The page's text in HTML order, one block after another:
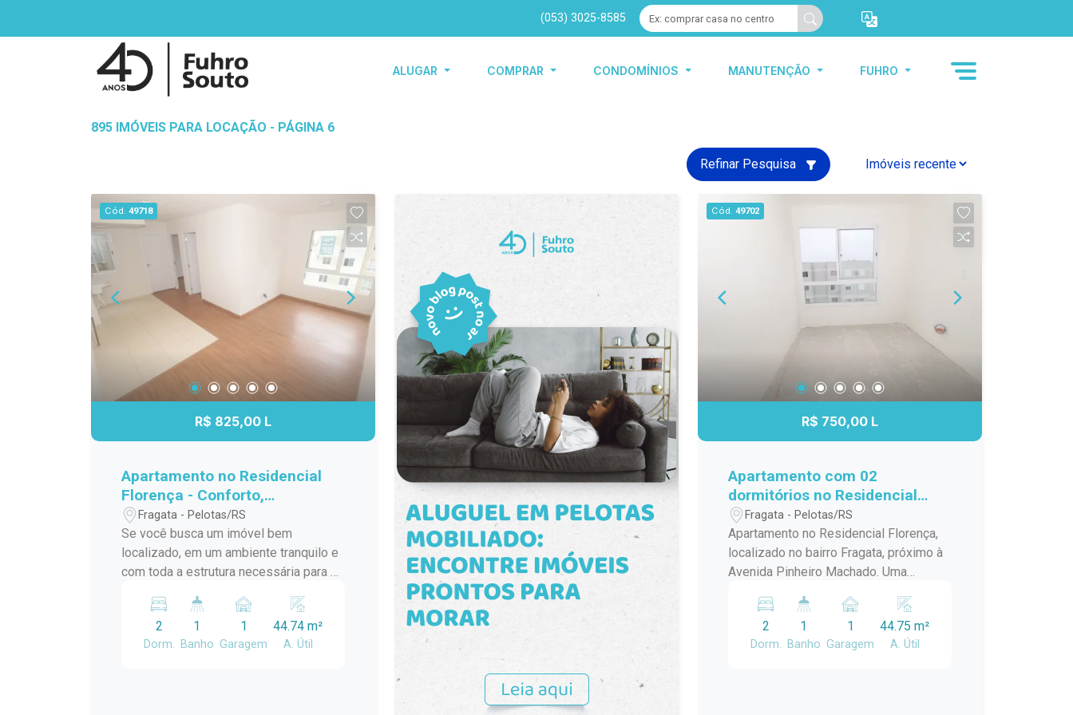
(053) 3025-8585
ALUGAR COMPRAR CONDOMÍNIOS MANUTENÇÃO FUHRO
895 IMÓVEIS PARA LOCAÇÃO - PÁGINA 6
Refinar Pesquisa
Cód. 49718
R$ 825,00 L
Apartamento no Residencial
Florença - Conforto,
praticidade e excelente
localização
Fragata - Pelotas/RS
Se você busca um imóvel bem
localizado, em um ambiente tranquilo e
com toda a estrutura necessária para o
Residencial Florença é a escolha ideal.
Situado no quarto andar, oferece fácil
acesso e mais comodidade, inclusive
2
Dorm.
1
Banho
1
Garagem
44.74 m²
A. Útil
Cód. 49702
R$ 750,00 L
Apartamento com 02
dormitórios no Residencial
Florença - Bairro Fragata -
Pelotas
Fragata - Pelotas/RS
Apartamento no Residencial Florença,
localizado no bairro Fragata, próximo à
Avenida Pinheiro Machado. Uma
conforto, praticidade e segurança em
uma região com fácil acesso a
comércio, serviços e transporte. O
2
Dorm.
1
Banho
1
Garagem
44.75 m²
A. Útil